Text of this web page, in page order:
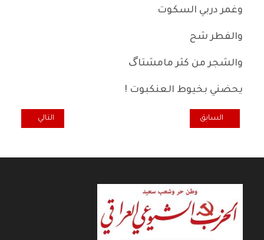
وغمر دربي السكوت
والفطر شح
والشجر من كثر مامشتاگ
يحضني بخيوط العنكبوت !
المقال السابق: انطباع أول.. الزنزانة البيضاء: علامات المحاولة
السابق المقال التالي:
التالي